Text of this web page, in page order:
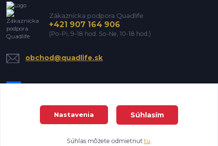
Zákaznícka podpora Quadlife
+421 907 164 906
(Po-Pi, 9-18 hod. So-Ne, 10-18 hod.)
obchod@quadlife.sk
Vytvorené na
Eshop-rychlo.sk
Nastavenia Súhlasím
Súhlas môžete odmietnuť tu